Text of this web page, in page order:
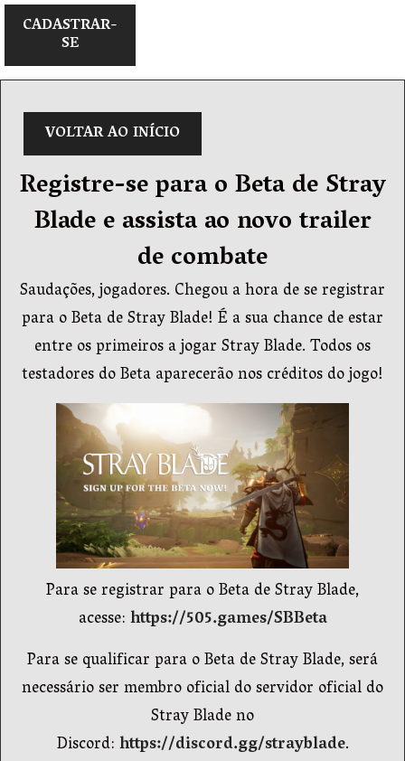
CADASTRAR-
SE
VOLTAR AO INÍCIO
Registre-se para o Beta de Stray
Blade e assista ao novo trailer
de combate
Saudações, jogadores. Chegou a hora de se registrar
para o Beta de Stray Blade! É a sua chance de estar
entre os primeiros a jogar Stray Blade. Todos os
testadores do Beta aparecerão nos créditos do jogo!
Para se registrar para o Beta de Stray Blade,
acesse:https://505.games/SBBeta
Para se qualificar para o Beta de Stray Blade, será
necessário ser membro oficial do servidor oficial do
Stray Blade no
Discord:https://discord.gg/strayblade.